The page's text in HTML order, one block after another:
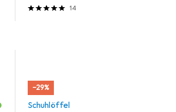
14
−29%
Schuhlöffel